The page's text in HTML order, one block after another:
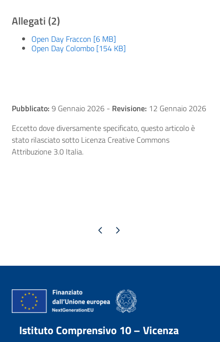
Allegati (2)
Open Day Fraccon [6 MB]
Open Day Colombo [154 KB]
Pubblicato: 9 Gennaio 2026 - Revisione: 12 Gennaio 2026
Eccetto dove diversamente specificato, questo articolo è
stato rilasciato sotto Licenza Creative Commons
Attribuzione 3.0 Italia.
Pagina precedente
Pagina successiva
Istituto Comprensivo 10 – Vicenza